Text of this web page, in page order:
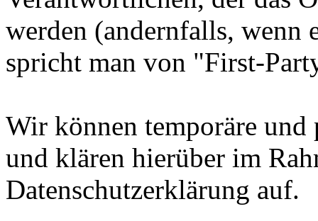
werden (andernfalls, wenn
spricht man von "First-
Wir können temporäre und
und klären hierüber im
Datenschutzerklärung auf.